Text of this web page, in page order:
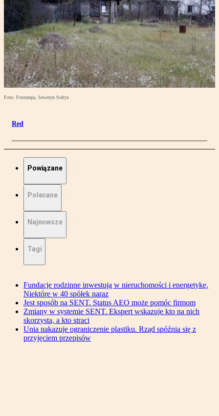
Foto: Fotorzepa, Seweryn Sołtys
Red
Powiązane
Polecane
Najnowsze
Tagi
Fundacje rodzinne inwestują w nieruchomości i energetykę.
Niektóre w 40 spółek naraz
Jest sposób na SENT. Status AEO może pomóc firmom
Zmiany w systemie SENT. Ekspert wskazuje kto na nich
skorzysta, a kto straci
Unia nakazuje ograniczenie plastiku. Rząd spóźnia się z
przyjęciem przepisów